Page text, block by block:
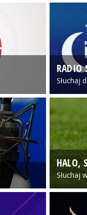
RADIO
Słuchaj
HALO,
Słuchaj